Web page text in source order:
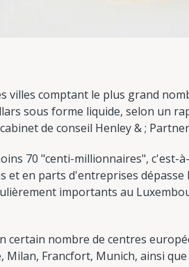
villes comptant le plus grand
sous forme liquide, selon un
de conseil Henley & ;
70 "centi-millionnaires", c'est-
et en parts d'entreprises
importants au
certain nombre de centres
Milan, Francfort, Munich, ainsi